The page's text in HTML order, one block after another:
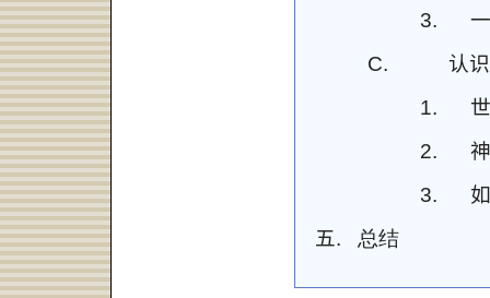
3.
C.
认
1.
2.
3.
五.
总结